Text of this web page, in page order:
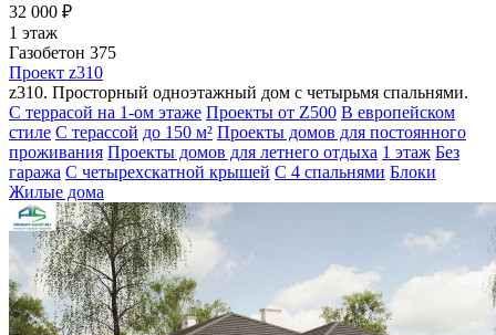
32 000 ₽
1 этаж
Газобетон 375
Проект z310
z310. Просторный одноэтажный дом с четырьмя спальнями.
С террасой на 1-ом этаже Проекты от Z500 В европейском
стиле С терассой до 150 м² Проекты домов для постоянного
проживания Проекты домов для летнего отдыха 1 этаж Без
гаража С четырехскатной крышей С 4 спальнями Блоки
Жилые дома